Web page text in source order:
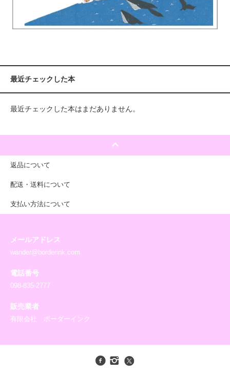
最近チェックした本
最近チェックした本はまだありません。
返品について
配送・送料について
支払い方法について
メールアドレス
wander@borderink.com
電話番号
098-835-2777
販売業者
有限会社 ボーダーインク